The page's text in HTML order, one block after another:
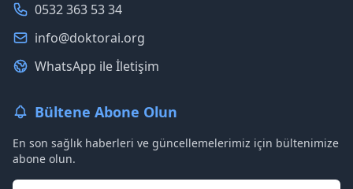
0532 363 53 34
info@doktorai.org
WhatsApp ile İletişim
Bültene Abone Olun
En son sağlık haberleri ve güncellemelerimiz için bültenimize
abone olun.